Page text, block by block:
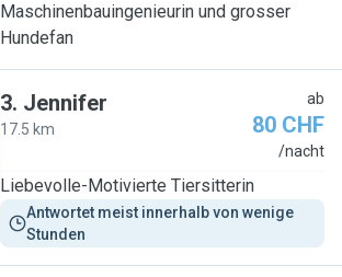
Maschinenbauingenieurin und grosser
Hundefan
3. Jennifer
17.5 km
ab
80 CHF
/nacht
Liebevolle-Motivierte Tiersitterin
Antwortet meist innerhalb von wenige
Stunden